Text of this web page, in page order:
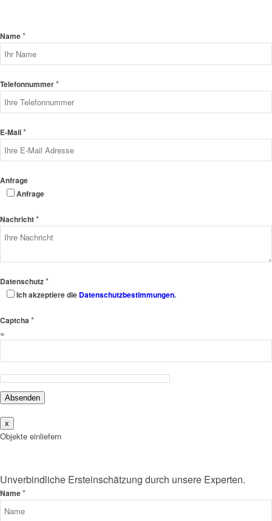
Name*
Telefonnummer*
E-Mail*
Anfrage
Anfrage
Nachricht*
Datenschutz*
Ich akzeptiere die Datenschutzbestimmungen.
Captcha *
=
Absenden
x
Objekte einliefern
Unverbindliche Ersteinschätzung durch unsere Experten.
Name*